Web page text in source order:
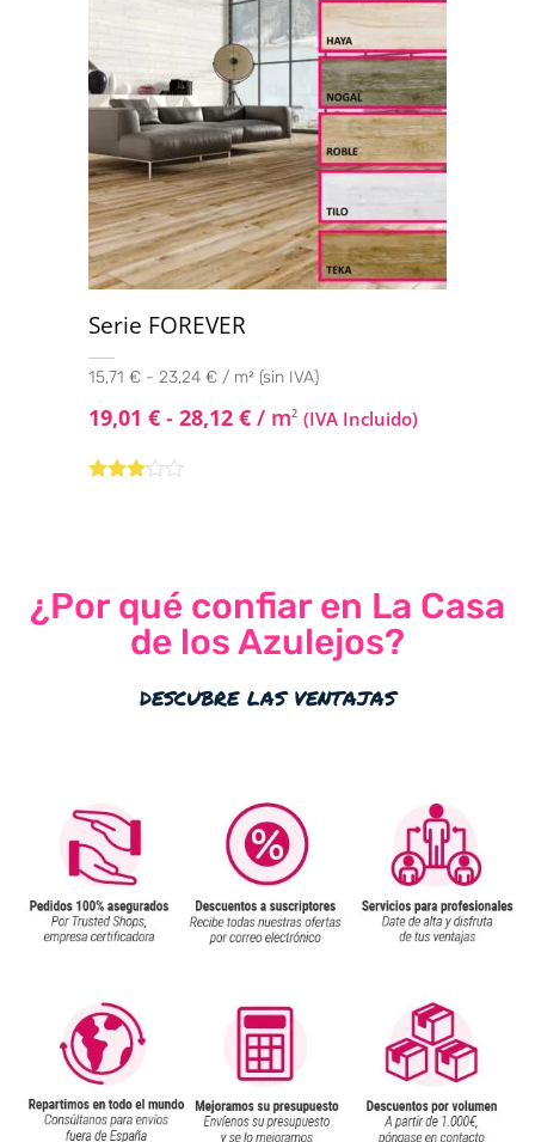
Serie FOREVER
15,71 € - 23,24 € / m² (sin IVA)
19,01 € - 28,12 € / m2 (IVA Incluido)
¿Por qué confiar en La Casa
de los Azulejos?
descubre las ventajas